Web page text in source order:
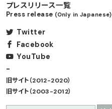
プレスリリース一覧
Press release (Only in Japanese)
Twitter
Facebook
YouTube
-
旧サイト（2012-2020）
旧サイト（2003-2012）